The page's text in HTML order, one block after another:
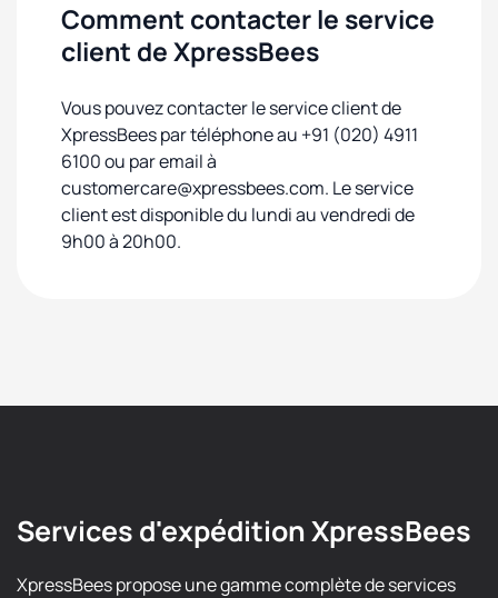
Comment contacter le service
client de XpressBees
Vous pouvez contacter le service client de
XpressBees par téléphone au +91 (020) 4911
6100 ou par email à
customercare@xpressbees.com. Le service
client est disponible du lundi au vendredi de
9h00 à 20h00.
Services d'expédition XpressBees
XpressBees propose une gamme complète de services